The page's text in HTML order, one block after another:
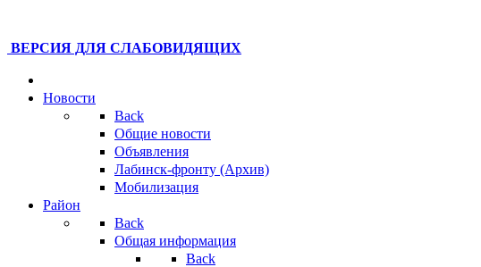
ВЕРСИЯ ДЛЯ СЛАБОВИДЯЩИХ
Новости
Back
Общие новости
Объявления
Лабинск-фронту (Архив)
Мобилизация
Район
Back
Общая информация
Back